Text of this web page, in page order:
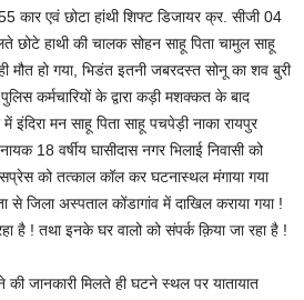
कार एवं छोटा हांथी शिफ्ट डिजायर क्र. सीजी 04
हाथी की चालक सोहन साहू पिता चामुल साहू
मौत हो गया, भिडंत इतनी जबरदस्त सोनू का शव बुरी
कर्मचारियों के द्वारा कड़ी मशक्कत के बाद
इंदिरा मन साहू पिता साहू पचपेड़ी नाका रायपुर
18 वर्षीय घासीदास नगर भिलाई निवासी को
को तत्काल कॉल कर घटनास्थल मंगाया गया
से जिला अस्पताल कोंडागांव में दाखिल कराया गया !
है ! तथा इनके घर वालो को संपर्क क़िया जा रहा है !
जानकारी मिलते ही घटने स्थल पर यातायात